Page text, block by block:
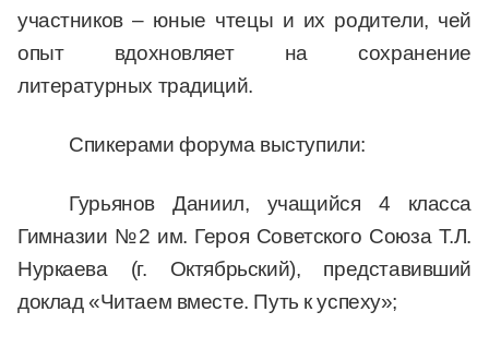
участников – юные чтецы и их родители, чей
опыт вдохновляет на сохранение
литературных традиций.
Спикерами форума выступили:
Гурьянов Даниил, учащийся 4 класса
Гимназии №2 им. Героя Советского Союза Т.Л.
Нуркаева (г. Октябрьский), представивший
доклад «Читаем вместе. Путь к успеху»;